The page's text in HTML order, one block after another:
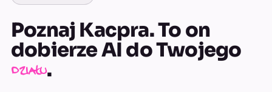
Poznaj Kacpra. To on
dobierze AI do Twojego
działu.